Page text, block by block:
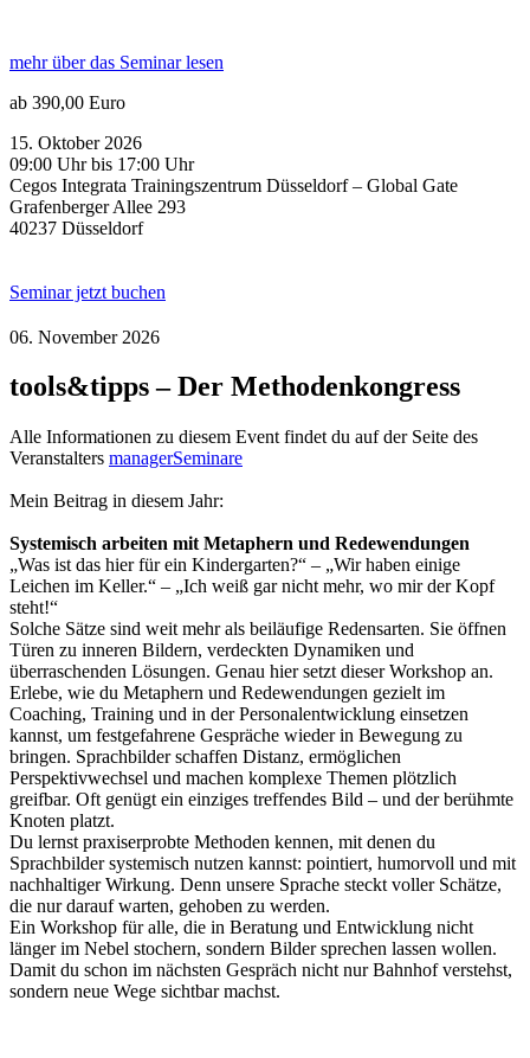
mehr über das Seminar lesen
ab 390,00 Euro
15. Oktober 2026
09:00 Uhr bis 17:00 Uhr
Cegos Integrata Trainingszentrum Düsseldorf – Global Gate
Grafenberger Allee 293
40237 Düsseldorf
Seminar jetzt buchen
06. November 2026
tools&tipps – Der Methodenkongress
Alle Informationen zu diesem Event findet du auf der Seite des
Veranstalters managerSeminare
Mein Beitrag in diesem Jahr:
Systemisch arbeiten mit Metaphern und Redewendungen
„Was ist das hier für ein Kindergarten?“ – „Wir haben einige
Leichen im Keller.“ – „Ich weiß gar nicht mehr, wo mir der Kopf
steht!“
Solche Sätze sind weit mehr als beiläufige Redensarten. Sie öffnen
Türen zu inneren Bildern, verdeckten Dynamiken und
überraschenden Lösungen. Genau hier setzt dieser Workshop an.
Erlebe, wie du Metaphern und Redewendungen gezielt im
Coaching, Training und in der Personalentwicklung einsetzen
kannst, um festgefahrene Gespräche wieder in Bewegung zu
bringen. Sprachbilder schaffen Distanz, ermöglichen
Perspektivwechsel und machen komplexe Themen plötzlich
greifbar. Oft genügt ein einziges treffendes Bild – und der berühmte
Knoten platzt.
Du lernst praxiserprobte Methoden kennen, mit denen du
Sprachbilder systemisch nutzen kannst: pointiert, humorvoll und mit
nachhaltiger Wirkung. Denn unsere Sprache steckt voller Schätze,
die nur darauf warten, gehoben zu werden.
Ein Workshop für alle, die in Beratung und Entwicklung nicht
länger im Nebel stochern, sondern Bilder sprechen lassen wollen.
Damit du schon im nächsten Gespräch nicht nur Bahnhof verstehst,
sondern neue Wege sichtbar machst.